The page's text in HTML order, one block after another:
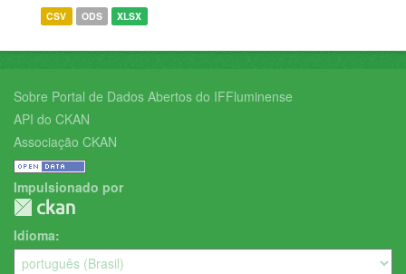
CSV ODS XLSX
Sobre Portal de Dados Abertos do IFFluminense
API do CKAN
Associação CKAN
Impulsionado por
Idioma